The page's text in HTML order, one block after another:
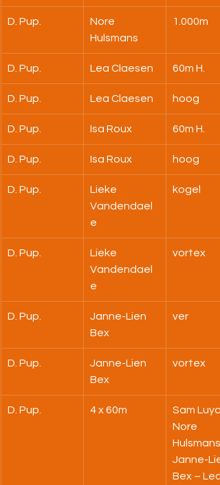
D. Pup.
Nore
Hulsmans
1.000m
D. Pup. Lea Claesen 60m H.
D. Pup. Lea Claesen hoog
D. Pup. Isa Roux 60m H.
D. Pup. Isa Roux hoog
D. Pup.
Lieke
Vandendael
e
kogel
D. Pup.
Lieke
Vandendael
e
vortex
D. Pup.
Janne-Lien
Bex
ver
D. Pup.
Janne-Lien
Bex
vortex
D. Pup. 4 x 60m
Sam
Nore
Hulsmans
Janne-
Bex – Lea